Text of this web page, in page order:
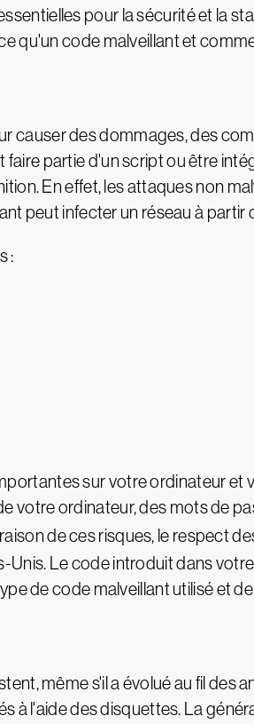
pour la sécurité et la
qu'un code malveillant et
causer des dommages, des
partie d'un script ou être
En effet, les attaques non
peut infecter un réseau à partir
:
sur votre ordinateur et
votre ordinateur, des mots de
de ces risques, le respect
Le code introduit dans
de code malveillant utilisé et
même s'il a évolué au fil des
à l'aide des disquettes. La